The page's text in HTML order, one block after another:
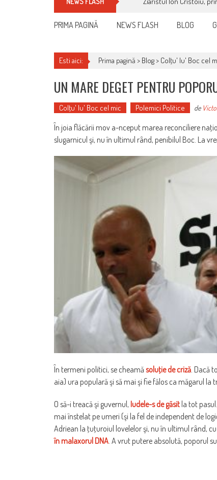
PRIMA PAGINĂ NEWS FLASH BLOG
Esti aici: Prima pagină > Blog> Colţu' lu' Boc cel
UN MARE DEGET PENTRU
Colţu' lu' Boc cel mic Polemici Politice de
În joia flăcării mov a-nceput marea reconciliere
slugarnicul şi, nu în ultimul rând, penibilul Boc. La
În termeni politici, se cheamă soluţie de criză . Dacă
aia) ura populară şi să mai şi fie fălos ca măgarul la
O să-i treacă şi guvernul, Iudele-s de găsit la tot
mai înstelat pe umeri (şi la fel de independent de
Adriean la ţuţuroiul lovelelor şi, nu în ultimul rând,
în malaxorul DNA . A vrut putere absolută, poporul